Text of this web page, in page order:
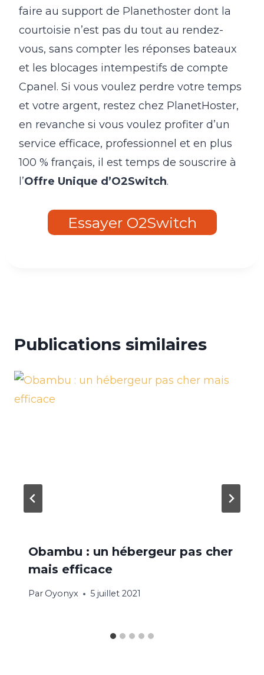
faire au support de Planethoster dont la
courtoisie n’est pas du tout au rendez-
vous, sans compter les réponses bateaux
et les blocages intempestifs de compte
Cpanel. Si vous voulez perdre votre temps
et votre argent, restez chez PlanetHoster,
en revanche si vous voulez profiter d’un
service efficace, professionnel et en plus
100 % français, il est temps de souscrire à
l’Offre Unique d’O2Switch.
Essayer O2Switch
Publications similaires
Obambu : un hébergeur pas cher
mais efficace
Par Oyonyx 5 juillet 2021